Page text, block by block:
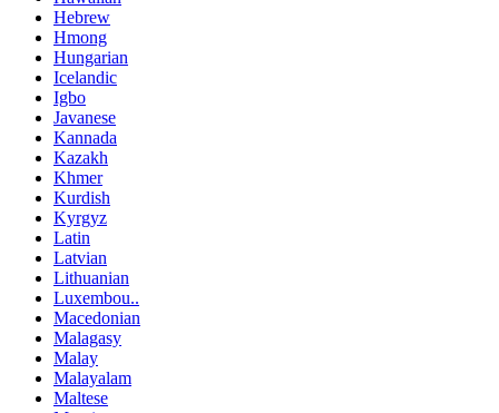
Hebrew
Hmong
Hungarian
Icelandic
Igbo
Javanese
Kannada
Kazakh
Khmer
Kurdish
Kyrgyz
Latin
Latvian
Lithuanian
Luxembou..
Macedonian
Malagasy
Malay
Malayalam
Maltese